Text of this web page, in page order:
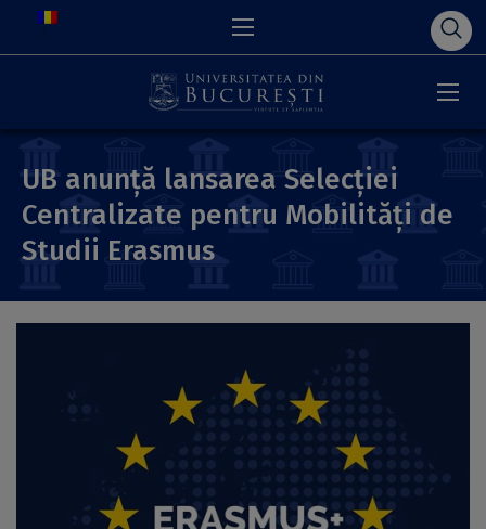
UB anunță lansarea Selecției
Centralizate pentru Mobilități de
Studii Erasmus